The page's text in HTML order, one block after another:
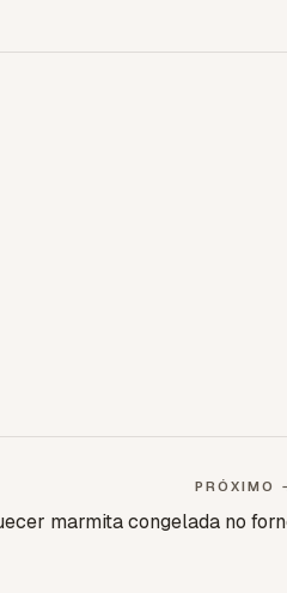
PRÓXIMO
marmita congelada no